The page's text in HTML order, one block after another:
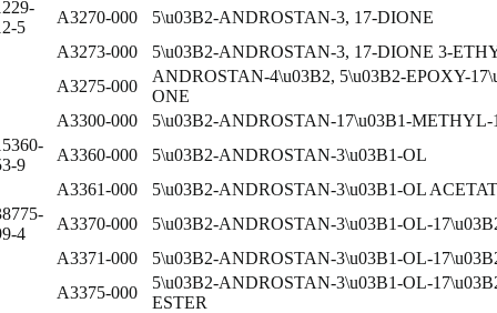
5
A3270-000
5\u03B2-ANDROSTAN-3, 17-DIONE
A3273-000
5\u03B2-ANDROSTAN-3, 17-DIONE 3-
A3275-000
ANDROSTAN-4\u03B2, 5\u03B2-EPOXY-
ONE
A3300-000
5\u03B2-ANDROSTAN-17\u03B1-METHYL-
9
A3360-000
5\u03B2-ANDROSTAN-3\u03B1-OL
A3361-000
5\u03B2-ANDROSTAN-3\u03B1-OL
4
A3370-000
5\u03B2-ANDROSTAN-3\u03B1-OL-
A3371-000
5\u03B2-ANDROSTAN-3\u03B1-OL-
A3375-000
5\u03B2-ANDROSTAN-3\u03B1-OL-
ESTER